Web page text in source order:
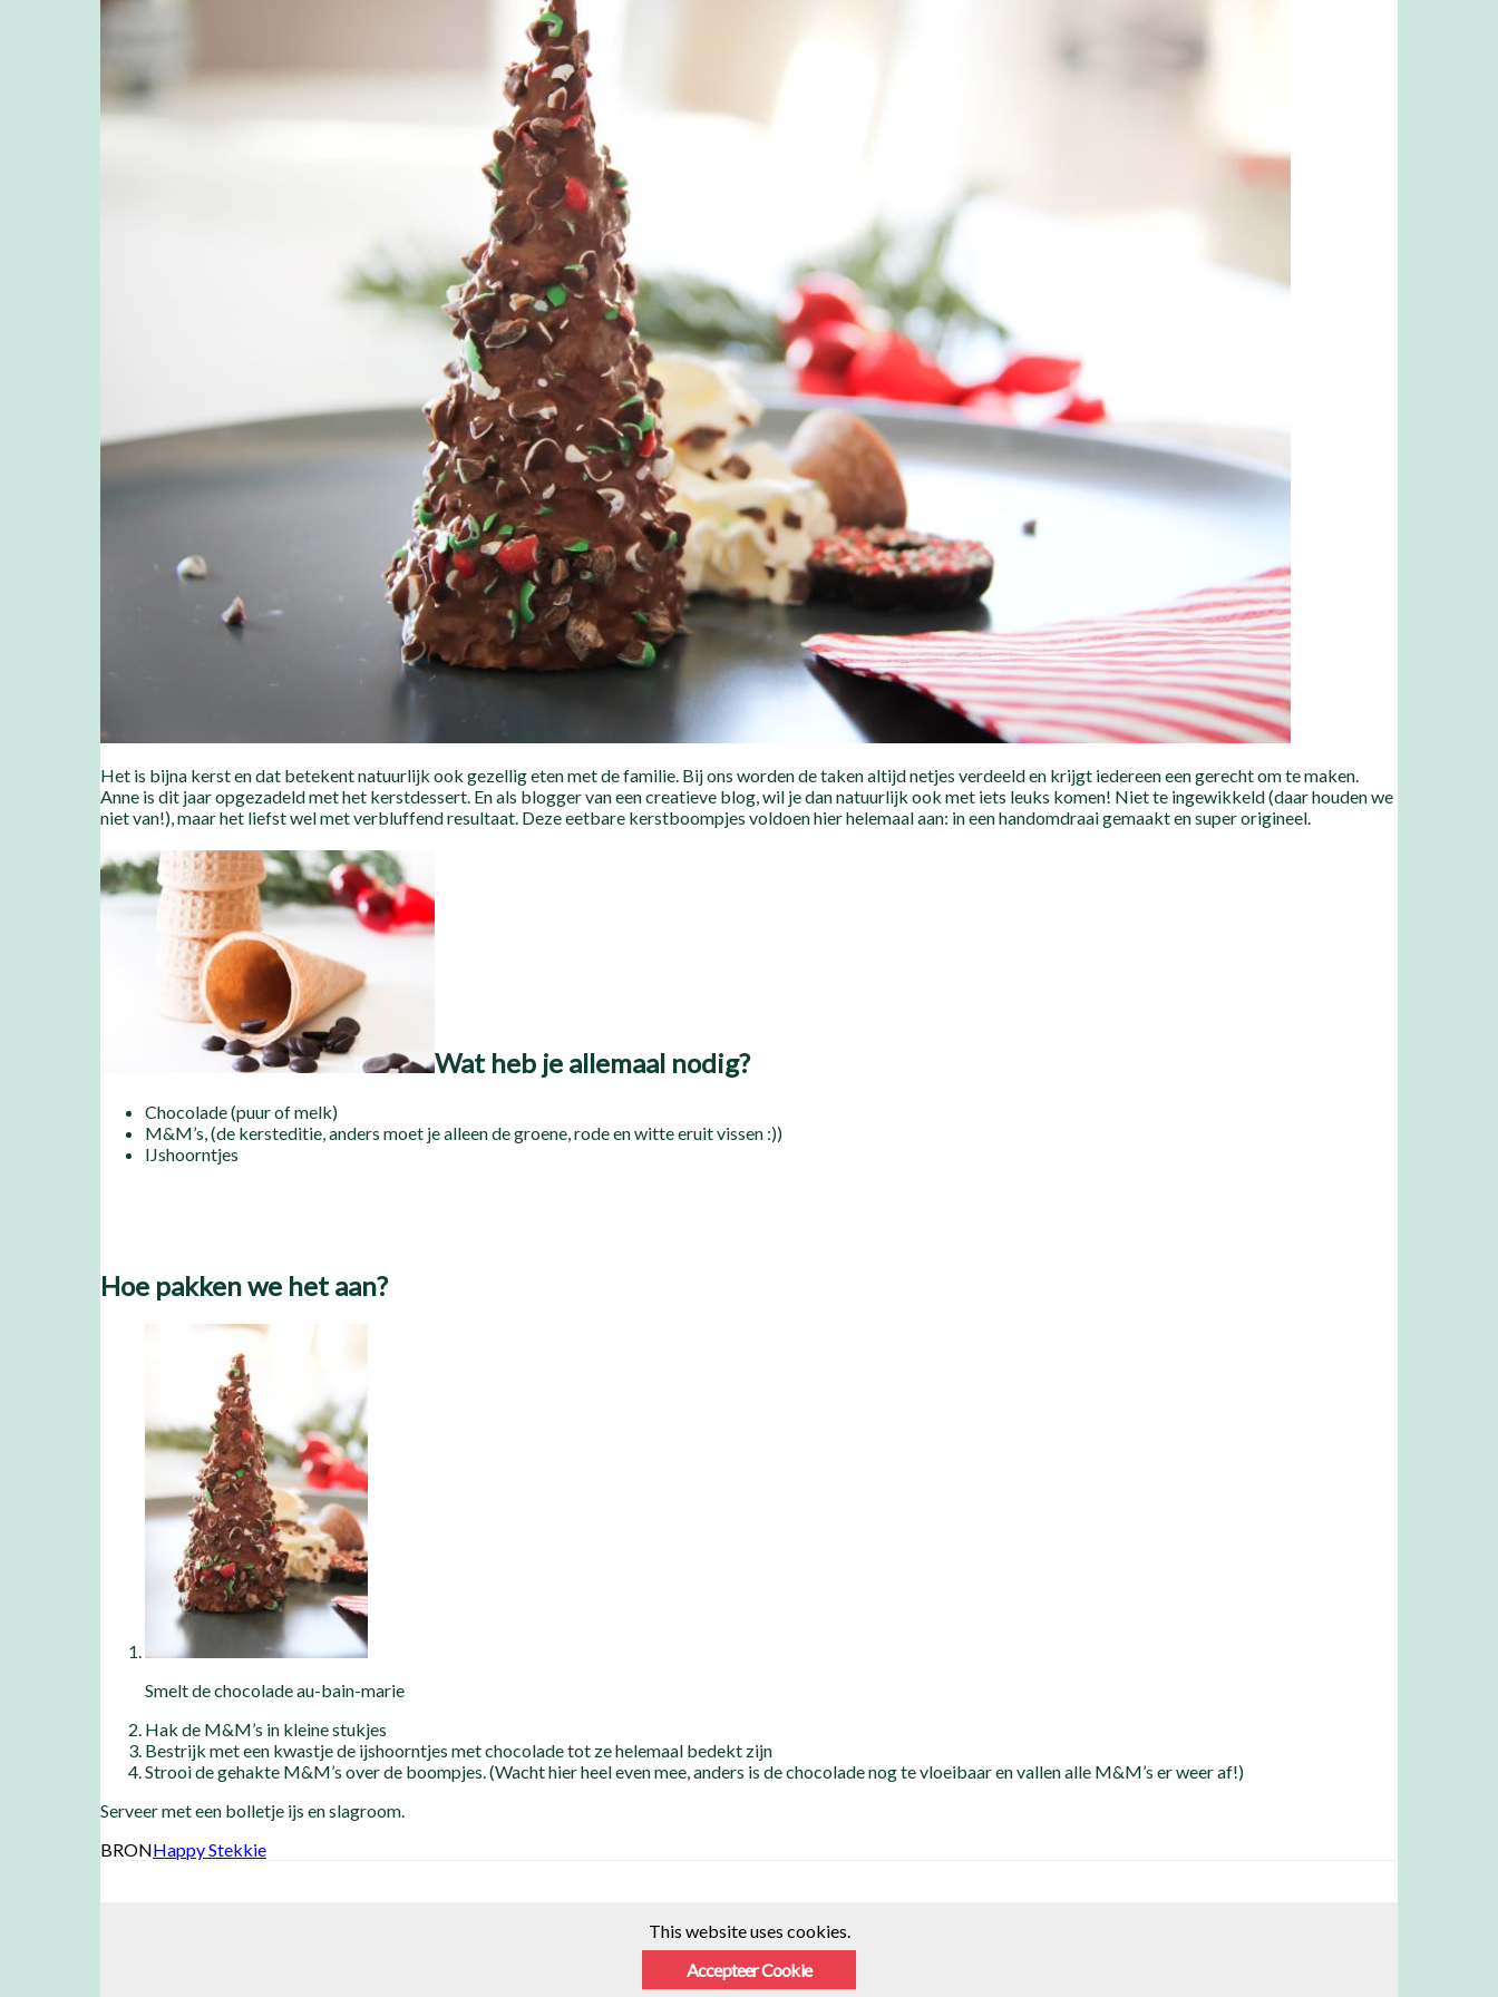
Het is bijna kerst en dat betekent natuurlijk ook gezellig eten met de familie. Bij ons worden de taken altijd netjes verdeeld en krijgt iedereen een gerecht om te maken.
Anne is dit jaar opgezadeld met het kerstdessert. En als blogger van een creatieve blog, wil je dan natuurlijk ook met iets leuks komen! Niet te ingewikkeld (daar houden we
niet van!), maar het liefst wel met verbluffend resultaat. Deze eetbare kerstboompjes voldoen hier helemaal aan: in een handomdraai gemaakt en super origineel.
Wat heb je allemaal nodig?
Chocolade (puur of melk)
M&M’s, (de kersteditie, anders moet je alleen de groene, rode en witte eruit vissen :))
IJshoorntjes
Hoe pakken we het aan?
Smelt de chocolade au-bain-marie
Hak de M&M’s in kleine stukjes
Bestrijk met een kwastje de ijshoorntjes met chocolade tot ze helemaal bedekt zijn
Strooi de gehakte M&M’s over de boompjes. (Wacht hier heel even mee, anders is de chocolade nog te vloeibaar en vallen alle M&M’s er weer af!)
Serveer met een bolletje ijs en slagroom.
BRONHappy Stekkie
This website uses cookies.
Accepteer Cookie